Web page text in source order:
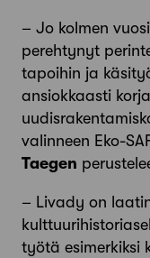
– Jo kolmen
perehtynyt
tapoihin ja
ansiokkaasti
valinneen Eko-
Taegen
– Livady on
työtä esimerkiksi